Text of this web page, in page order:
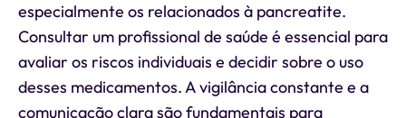
especialmente os relacionados à pancreatite.
Consultar um profissional de saúde é essencial para
avaliar os riscos individuais e decidir sobre o uso
desses medicamentos. A vigilância constante e a
comunicação clara são fundamentais para